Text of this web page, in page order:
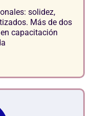
solidez,
Más de dos
capacitación